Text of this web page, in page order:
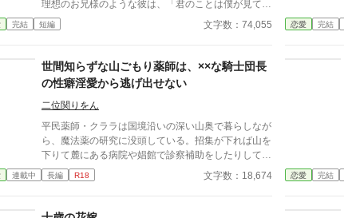
理想のお兄様のような彼は、「君のことは僕が見てい
る」と甘く手を差し伸べてくれる。 送り迎え、花や
手紙、完璧なエスコート。 守られているだけのはず
家のもの」という空気ができあがっていて――。 ふ
わふわ優しいのに、実はかなり策略家。 やさしく逃
げ道をなくしてくるお兄様系ヒーローに、恋愛に疎い
令嬢がじわじわ囲い落とされていく、甘くて幸せな溺
愛ラブストーリー。 ――「待つよ」と言いながら、
外堀はきっちり埋めてくる―― （完結済ー本編10話
＋後日談２話）
完結 短編 文字数：74,055 恋愛 完結
世間知らずな山ごもり薬師は、××な騎士団長
の性癖淫愛から逃げ出せない
二位関りをん
平民薬師・クララは国境沿いの深い山奥で暮らしなが
ら、魔法薬の研究に没頭している。招集が下れば山を
下りて麓にある病院や娼館で診察補助をしたりしてい
るが、世間知らずなのに変わりはない。 ある日、山
の中で倒れている男性を発見。彼はなんと騎士団長・
いの噂なんて知らないクララは良心に従い彼を助け、
連載中 長編 R18 文字数：18,674 恋愛 完結